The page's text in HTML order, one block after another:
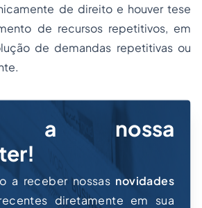
de direito e houver tese
de recursos repetitivos, em
de demandas repetitivas ou
a nossa
a receber nossas novidades
diretamente em sua